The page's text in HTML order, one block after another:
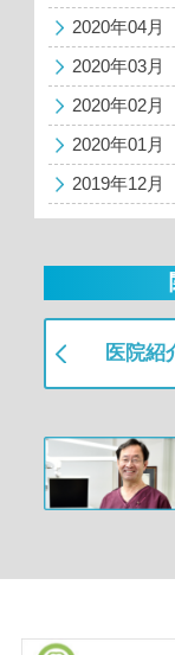
2020年04月
2020年03月
2020年02月
2020年01月
2019年12月
医院紹